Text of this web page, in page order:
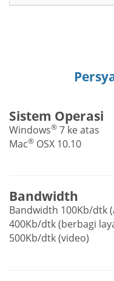
Sistem Operasi
Windows® 7 ke atas
Mac® OSX 10.10
Bandwidth
Bandwidth 100Kb/dtk
400Kb/dtk (berbagi
500Kb/dtk (video)